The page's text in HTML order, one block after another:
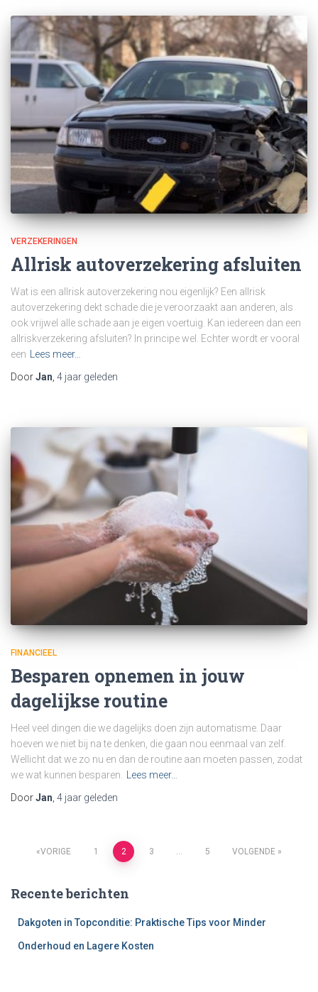
VERZEKERINGEN
Allrisk autoverzekering afsluiten
Wat is een allrisk autoverzekering nou eigenlijk? Een allrisk
autoverzekering dekt schade die je veroorzaakt aan anderen, als
ook vrijwel alle schade aan je eigen voertuig. Kan iedereen dan een
allriskverzekering afsluiten? In principe wel. Echter wordt er vooral
een
Lees meer…
DoorJan 4 jaar geleden
FINANCIEEL
Besparen opnemen in jouw
dagelijkse routine
Heel veel dingen die we dagelijks doen zijn automatisme. Daar
hoeven we niet bij na te denken, die gaan nou eenmaal van zelf.
Wellicht dat we zo nu en dan de routine aan moeten passen, zodat
we wat kunnen besparen.
Lees meer…
DoorJan 4 jaar geleden
paginering
VORIGE 1 2 3 5 VOLGENDE
Recente berichten
Dakgoten in Topconditie: Praktische Tips voor Minder
Onderhoud en Lagere Kosten